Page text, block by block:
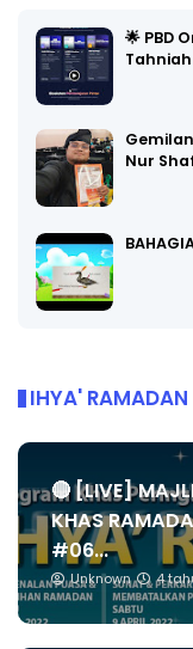
🌟 PBD
Nur
IHYA' RAMADAN
🔴 [LIVE]
KHAS
#06...
Unknown 4